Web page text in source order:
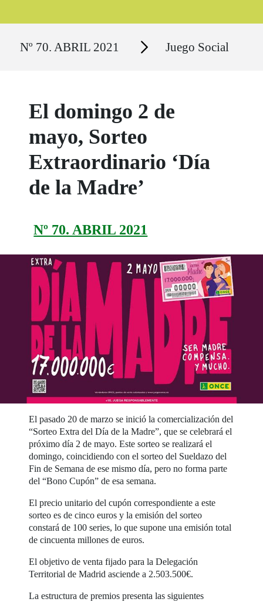
Nº 70. ABRIL 2021 Secciones Juego Social
El domingo 2 de
mayo, Sorteo
Extraordinario ‘Día
de la Madre’
Nº 70. ABRIL 2021
El pasado 20 de marzo se inició la comercialización del
“Sorteo Extra del Día de la Madre”, que se celebrará el
próximo día 2 de mayo. Este sorteo se realizará el
domingo, coincidiendo con el sorteo del Sueldazo del
Fin de Semana de ese mismo día, pero no forma parte
del “Bono Cupón” de esa semana.
El precio unitario del cupón correspondiente a este
sorteo es de cinco euros y la emisión del sorteo
constará de 100 series, lo que supone una emisión total
de cincuenta millones de euros.
El objetivo de venta fijado para la Delegación
Territorial de Madrid asciende a 2.503.500€.
La estructura de premios presenta las siguientes